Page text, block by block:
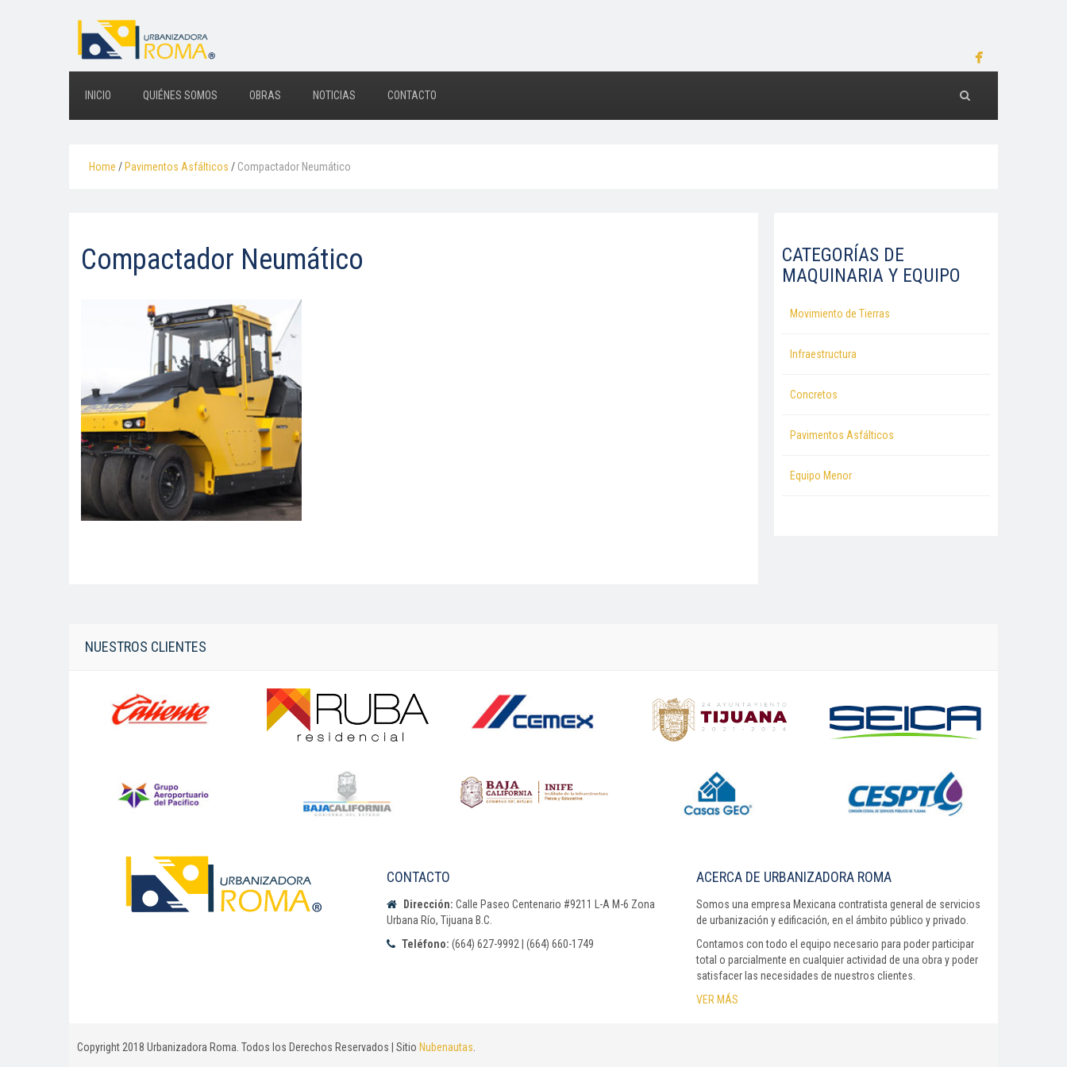
INICIO QUIÉNES SOMOS OBRAS NOTICIAS CONTACTO
Home / Pavimentos Asfálticos / Compactador Neumático
Compactador Neumático
CATEGORÍAS DE
MAQUINARIA Y EQUIPO
Movimiento de Tierras
Infraestructura
Concretos
Pavimentos Asfálticos
Equipo Menor
NUESTROS CLIENTES
CONTACTO
Dirección: Calle Paseo Centenario #9211 L-A M-6 Zona
Urbana Río, Tijuana B.C.
Teléfono: (664) 627-9992 | (664) 660-1749
ACERCA DE URBANIZADORA ROMA
Somos una empresa Mexicana contratista general de servicios
de urbanización y edificación, en el ámbito público y privado.
Contamos con todo el equipo necesario para poder participar
total o parcialmente en cualquier actividad de una obra y poder
satisfacer las necesidades de nuestros clientes.
VER MÁS
Copyright 2018 Urbanizadora Roma. Todos los Derechos Reservados | Sitio Nubenautas.